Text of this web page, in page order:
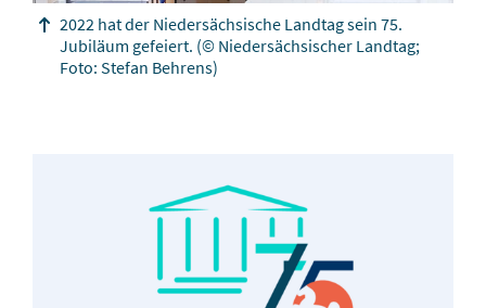
2022 hat der Niedersächsische Landtag sein 75.
Jubiläum gefeiert. (© Niedersächsischer Landtag;
Foto: Stefan Behrens)